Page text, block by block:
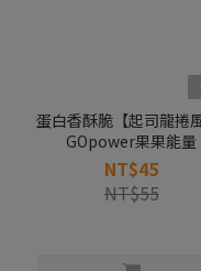
蛋白香酥脆【起司龍捲
GOpower果果能量
NT$45
NT$55